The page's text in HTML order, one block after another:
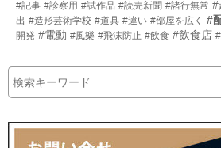
#記事 #診察用 #試作品 #読売新聞 #諸行無常 #
出 #造形芸術学校 #道具 #違い #部屋を広く #
開発 #電動 #風樂 #飛沫防止 #飲食 #飲食店